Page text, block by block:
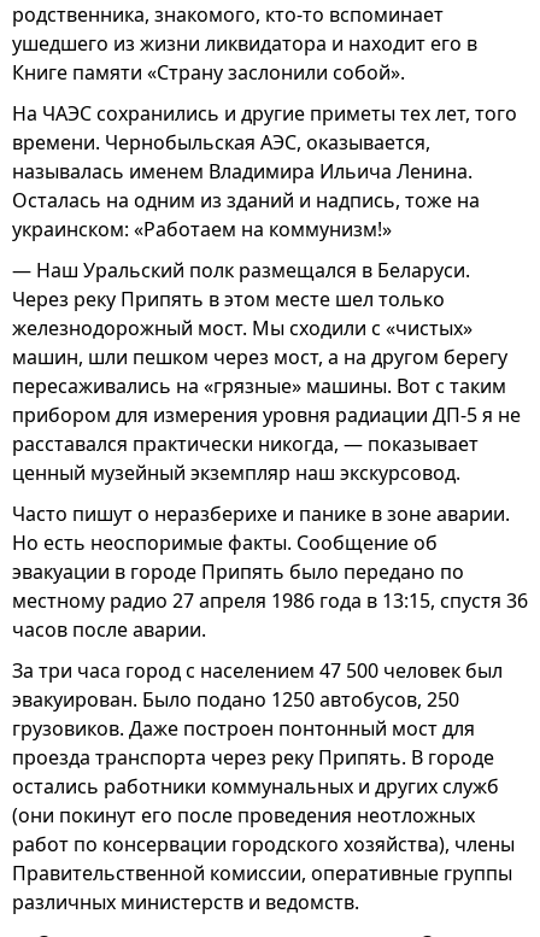
родственника, знакомого, кто-то вспоминает
ушедшего из жизни ликвидатора и находит его в
Книге памяти «Страну заслонили собой».
На ЧАЭС сохранились и другие приметы тех лет, того
времени. Чернобыльская АЭС, оказывается,
называлась именем Владимира Ильича Ленина.
Осталась на одним из зданий и надпись, тоже на
украинском: «Работаем на коммунизм!»
— Наш Уральский полк размещался в Беларуси.
Через реку Припять в этом месте шел только
железнодорожный мост. Мы сходили с «чистых»
машин, шли пешком через мост, а на другом берегу
пересаживались на «грязные» машины. Вот с таким
прибором для измерения уровня радиации ДП-5 я не
расставался практически никогда, — показывает
ценный музейный экземпляр наш экскурсовод.
Часто пишут о неразберихе и панике в зоне аварии.
Но есть неоспоримые факты. Сообщение об
эвакуации в городе Припять было передано по
местному радио 27 апреля 1986 года в 13:15, спустя 36
часов после аварии.
За три часа город с населением 47 500 человек был
эвакуирован. Было подано 1250 автобусов, 250
грузовиков. Даже построен понтонный мост для
проезда транспорта через реку Припять. В городе
остались работники коммунальных и других служб
(они покинут его после проведения неотложных
работ по консервации городского хозяйства), члены
Правительственной комиссии, оперативные группы
различных министерств и ведомств.